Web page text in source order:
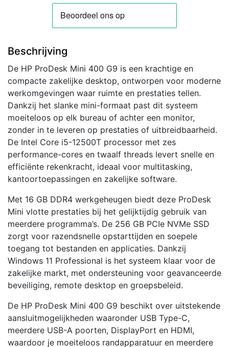
Beschrijving
De HP ProDesk Mini 400 G9 is een krachtige en
compacte zakelijke desktop, ontworpen voor moderne
werkomgevingen waar ruimte en prestaties tellen.
Dankzij het slanke mini-formaat past dit systeem
moeiteloos op elk bureau of achter een monitor,
zonder in te leveren op prestaties of uitbreidbaarheid.
De Intel Core i5-12500T processor met zes
performance-cores en twaalf threads levert snelle en
efficiënte rekenkracht, ideaal voor multitasking,
kantoortoepassingen en zakelijke software.
Met 16 GB DDR4 werkgeheugen biedt deze ProDesk
Mini vlotte prestaties bij het gelijktijdig gebruik van
meerdere programma’s. De 256 GB PCIe NVMe SSD
zorgt voor razendsnelle opstarttijden en soepele
toegang tot bestanden en applicaties. Dankzij
Windows 11 Professional is het systeem klaar voor de
zakelijke markt, met ondersteuning voor geavanceerde
beveiliging, remote desktop en groepsbeleid.
De HP ProDesk Mini 400 G9 beschikt over uitstekende
aansluitmogelijkheden waaronder USB Type-C,
meerdere USB-A poorten, DisplayPort en HDMI,
waardoor je moeiteloos randapparatuur en meerdere